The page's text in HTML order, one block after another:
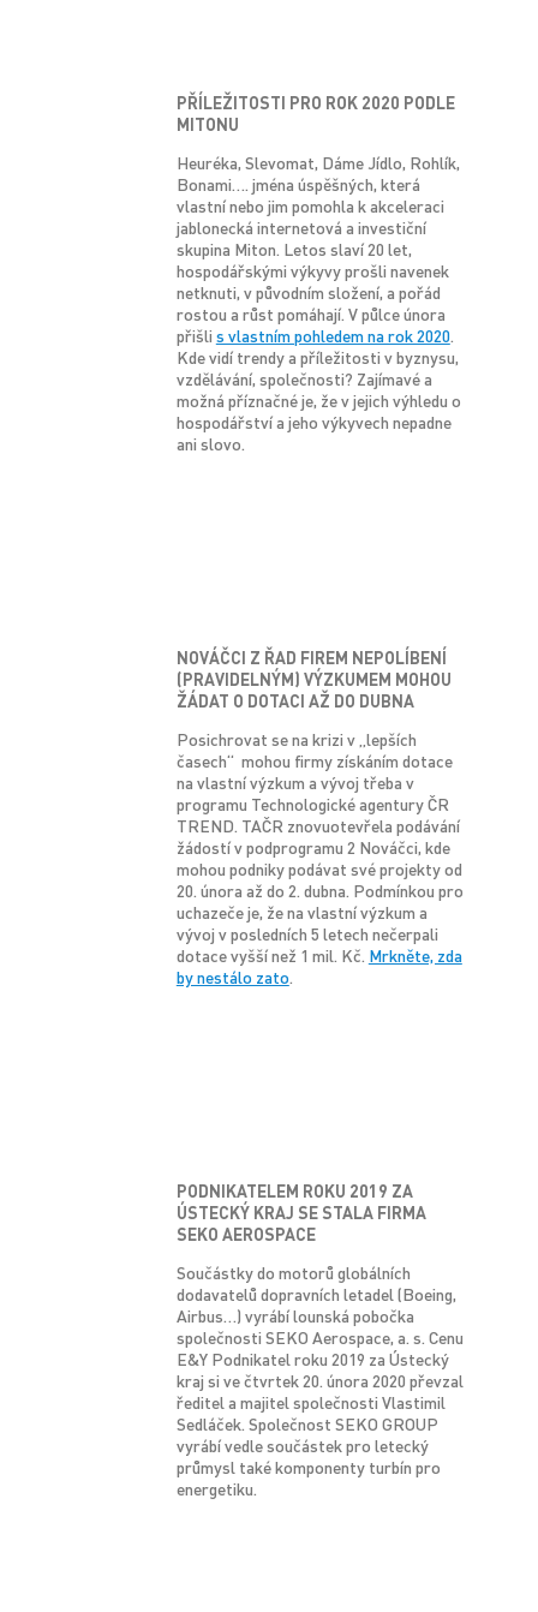
PŘÍLEŽITOSTI PRO ROK 2020 PODLE
MITONU
Heuréka, Slevomat, Dáme Jídlo, Rohlík,
Bonami…. jména úspěšných, která
vlastní nebo jim pomohla k akceleraci
jablonecká internetová a investiční
skupina Miton. Letos slaví 20 let,
hospodářskými výkyvy prošli navenek
netknuti, v původním složení, a pořád
rostou a růst pomáhají. V půlce února
přišli s vlastním pohledem na rok 2020.
Kde vidí trendy a příležitosti v byznysu,
vzdělávání, společnosti? Zajímavé a
možná příznačné je, že v jejich výhledu o
hospodářství a jeho výkyvech nepadne
ani slovo.
NOVÁČCI Z ŘAD FIREM NEPOLÍBENÍ
(PRAVIDELNÝM) VÝZKUMEM MOHOU
ŽÁDAT O DOTACI AŽ DO DUBNA
Posichrovat se na krizi v „lepších
časech“ mohou firmy získáním dotace
na vlastní výzkum a vývoj třeba v
programu Technologické agentury ČR
TREND. TAČR znovuotevřela podávání
žádostí v podprogramu 2 Nováčci, kde
mohou podniky podávat své projekty od
20. února až do 2. dubna. Podmínkou pro
uchazeče je, že na vlastní výzkum a
vývoj v posledních 5 letech nečerpali
dotace vyšší než 1 mil. Kč. Mrkněte, zda
by nestálo zato.
PODNIKATELEM ROKU 2019 ZA
ÚSTECKÝ KRAJ SE STALA FIRMA
SEKO AEROSPACE
Součástky do motorů globálních
dodavatelů dopravních letadel (Boeing,
Airbus…) vyrábí lounská pobočka
společnosti SEKO Aerospace, a. s. Cenu
E&Y Podnikatel roku 2019 za Ústecký
kraj si ve čtvrtek 20. února 2020 převzal
ředitel a majitel společnosti Vlastimil
Sedláček. Společnost SEKO GROUP
vyrábí vedle součástek pro letecký
průmysl také komponenty turbín pro
energetiku.